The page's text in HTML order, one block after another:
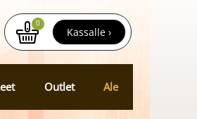
0
Kassalle ›
Outlet Ale